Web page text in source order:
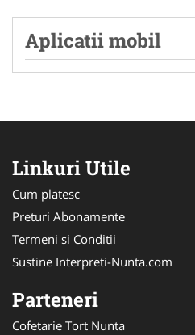
Aplicatii mobil
Linkuri Utile
Cum platesc
Preturi Abonamente
Termeni si Conditii
Sustine Interpreti-Nunta.com
Parteneri
Cofetarie Tort Nunta